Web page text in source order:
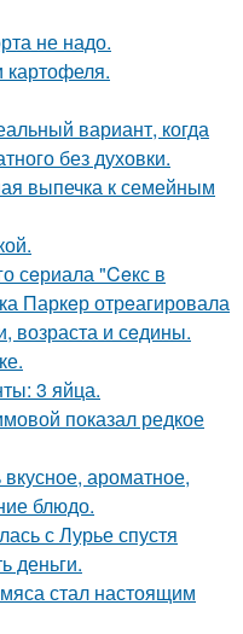
не надо.
картофеля.
вариант, когда
без духовки.
выпечка к семейным
сeриала "Ceкс в
Паркeр отрeагировала
возраста и сeдины.
3 яйца.
показал редкое
ароматное,
блюдо.
с Лурье спустя
деньги.
стал настоящим